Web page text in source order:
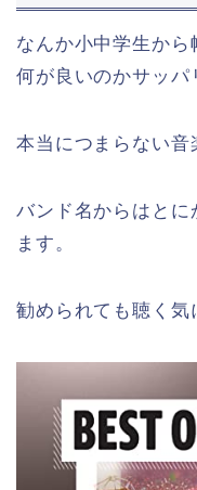
なんか小中学生から
何が良いのかサッパ
本当につまらない音
バンド名からはとに
ます。
勧められても聴く気